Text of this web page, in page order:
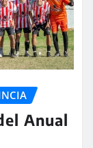
Anual